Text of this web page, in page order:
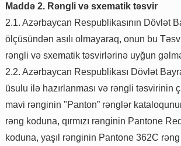
Maddə 2. Rəngli və sxematik təsvir
2.1. Azərbaycan Respublikasının Dövlət
ölçüsündən asılı olmayaraq, onun bu
rəngli və sxematik təsvirlərinə uyğun
2.2. Azərbaycan Respublikası Dövlət
üsulu ilə hazırlanması və rəngli təsvirinin
mavi rənginin "Panton” rənglər
rəng koduna, qırmızı rənginin Pantone
koduna, yaşıl rənginin Pantone 362C